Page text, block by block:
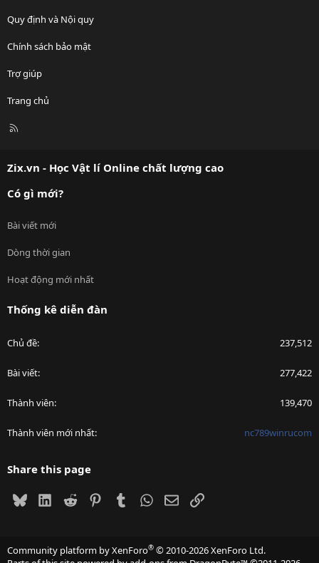
Quy định và Nội quy
Chính sách bảo mật
Trợ giúp
Trang chủ
R
Zix.vn - Học Vật lí Online chất lượng cao
Có gì mới?
Bài viết mới
Dòng thời gian
Hoạt động mới nhất
Thống kê diễn đàn
Chủ đề 237,512
Bài viết 277,422
Thành viên 139,470
Thành viên mới nhất nc789winrucom
Share this page
BlueskyLinkedIn
Reddit PinterestTumblrWhatsApp
EmailLink
Community platform by XenForo® © 2010-2026 XenForo Ltd.